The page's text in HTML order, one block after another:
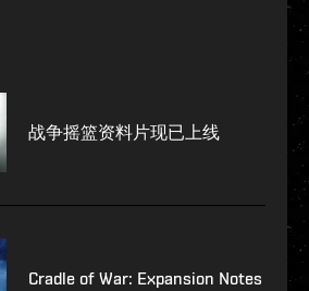
战争摇篮资料片现已上线
Cradle of War: Expansion Notes